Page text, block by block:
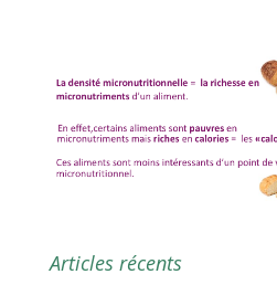
Articles récents